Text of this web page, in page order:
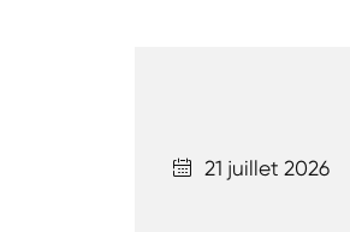
 21 juillet 2026